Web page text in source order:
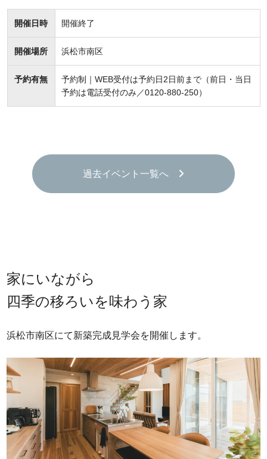
開催日時 開催終了
開催場所 浜松市南区
予約有無
予約制｜WEB受付は予約日2日前まで（前日・当日
予約は電話受付のみ／0120-880-250）
過去イベント一覧へ
家にいながら
四季の移ろいを味わう家
浜松市南区にて新築完成見学会を開催します。